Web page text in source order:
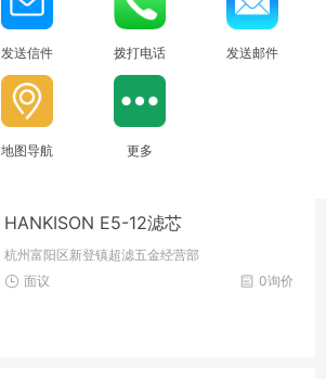
发送信件 拨打电话 发送邮件
地图导航 更多
HANKISON E5-12滤芯
杭州富阳区新登镇超滤五金经营部
0询价
面议